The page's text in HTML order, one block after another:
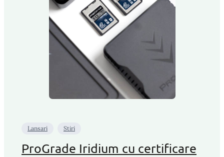
Lansari Stiri
ProGrade Iridium cu certificare